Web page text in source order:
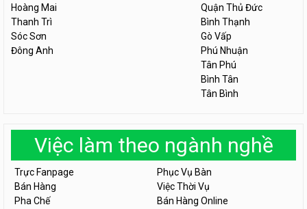
Hoàng Mai
Thanh Trì
Sóc Sơn
Đông Anh
Quận Thủ Đức
Bình Thạnh
Gò Vấp
Phú Nhuận
Tân Phú
Bình Tân
Tân Bình
Việc làm theo ngành nghề
Trực Fanpage
Phục Vụ Bàn
Bán Hàng
Việc Thời Vụ
Pha Chế
Bán Hàng Online